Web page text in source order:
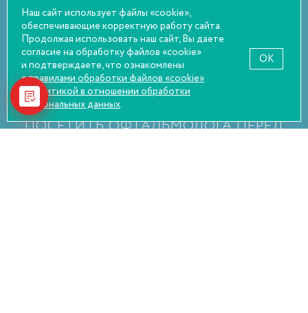
Статьи
Оплата и возврат
Правовая информация
НАСТОЯТЕЛЬНО РЕКОМЕНДУЕМ
ПОСЕТИТЬ ОФТАЛЬМОЛОГА ПЕРЕД
Наш сайт использует файлы «cookie»,
обеспечивающие корректную работу сайта.
Продолжая использовать наш сайт, Вы даете
согласие на обработку файлов «cookie»
и подтверждаете, что ознакомлены
с правилами обработки файлов «cookie»
иполитикой в отношении обработки
персональных данных.
OK